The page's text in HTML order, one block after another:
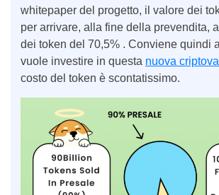
whitepaper del progetto, il valore dei
per arrivare, alla fine della prevendita,
dei token del 70,5% . Conviene quindi
vuole investire in questa nuova
costo del token è scontatissimo.